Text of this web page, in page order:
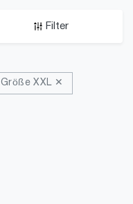
Filter
Größe XXL ✕